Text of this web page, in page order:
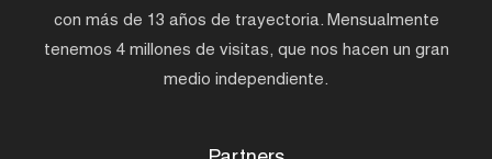
con más de 13 años de trayectoria. Mensualmente
tenemos 4 millones de visitas, que nos hacen un gran
medio independiente.